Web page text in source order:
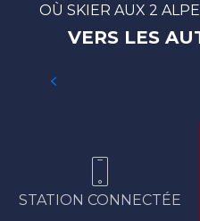
OÙ SKIER AUX 2
VERS LES
# NIVEAU 1 – MA
STATION CONNECTÉE